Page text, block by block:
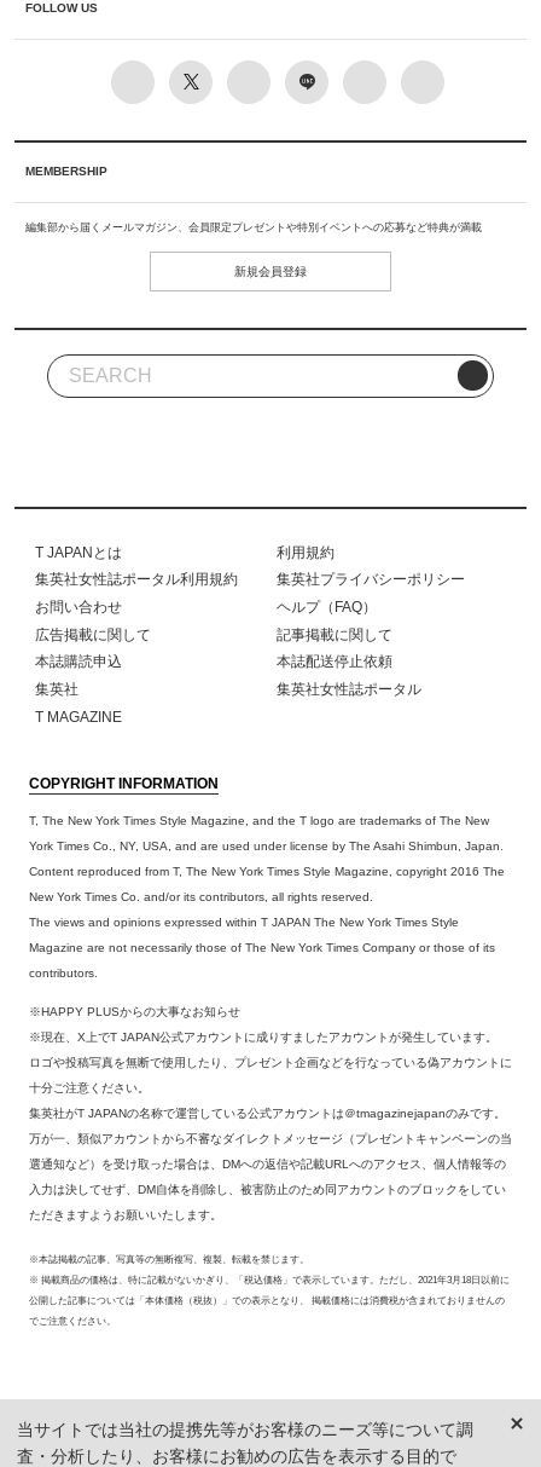
FOLLOW US
MEMBERSHIP
編集部から届くメールマガジン、会員限定プレゼントや特別イベントへの応募など特典が満載
新規会員登録
T JAPANとは
利用規約
集英社女性誌ポータル利用規約
集英社プライバシーポリシー
お問い合わせ
ヘルプ（FAQ）
広告掲載に関して
記事掲載に関して
本誌購読申込
本誌配送停止依頼
集英社
集英社女性誌ポータル
T MAGAZINE
COPYRIGHT INFORMATION
T, The New York Times Style Magazine, and the T logo are trademarks of The New
York Times Co., NY, USA, and are used under license by The Asahi Shimbun, Japan.
Content reproduced from T, The New York Times Style Magazine, copyright 2016 The
New York Times Co. and/or its contributors, all rights reserved.
The views and opinions expressed within T JAPAN The New York Times Style
Magazine are not necessarily those of The New York Times Company or those of its
contributors.
※HAPPY PLUSからの大事なお知らせ
※現在、X上でT JAPAN公式アカウントに成りすましたアカウントが発生しています。
ロゴや投稿写真を無断で使用したり、プレゼント企画などを行なっている偽アカウントに
十分ご注意ください。
集英社がT JAPANの名称で運営している公式アカウントは＠tmagazinejapanのみです。
万が一、類似アカウントから不審なダイレクトメッセージ（プレゼントキャンペーンの当
選通知など）を受け取った場合は、DMへの返信や記載URLへのアクセス、個人情報等の
入力は決してせず、DM自体を削除し、被害防止のため同アカウントのブロックをしてい
ただきますようお願いいたします。
※本誌掲載の記事、写真等の無断複写、複製、転載を禁じます。
※ 掲載商品の価格は、特に記載がないかぎり、「税込価格」で表示しています。ただし、2021年3月18日以前に
公開した記事については「本体価格（税抜）」での表示となり、 掲載価格には消費税が含まれておりませんの
でご注意ください。
当サイトでは当社の提携先等がお客様のニーズ等について調
査・分析したり、お客様にお勧めの広告を表示する目的で